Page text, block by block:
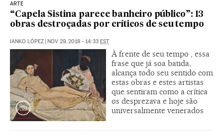
ARTE
“Capela Sistina parece banheiro público”: 13
obras destroçadas por críticos de seu tempo
IANKO LÓPEZ NOV 29, 2018 - 14:33 EST
À frente de seu tempo , essa
frase que já soa batida,
alcança todo seu sentido com
estas obras e estes artistas
que sentiram como a crítica
os desprezava e hoje são
universalmente venerados